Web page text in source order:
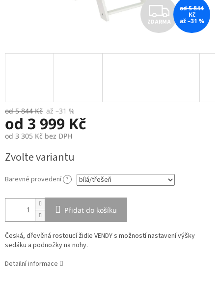
Z
D
A
ZDARMA
od 5 844
Kč
až –31 %
od 5 844 Kč až –31 %
od 3 999 Kč
od 3 305 Kč bez DPH
cena:
Zvolte variantu
Barevné provedení ?
Přidat do košíku
Česká, dřevěná rostoucí židle VENDY s možností nastavení výšky
sedáku a podnožky na nohy.
Detailní informace